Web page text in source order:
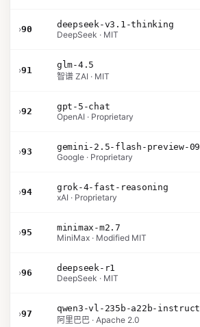
›90
deepseek-v3.1-thinking
DeepSeek · MIT
›91
glm-4.5
智谱 ZAI · MIT
›92
gpt-5-chat
OpenAI · Proprietary
›93
Google · Proprietary
›94
grok-4-fast-reasoning
xAI · Proprietary
›95
minimax-m2.7
MiniMax · Modified MIT
›96
deepseek-r1
DeepSeek · MIT
›97
qwen3-vl-235b-a22b-instruct
阿里巴巴 · Apache 2.0